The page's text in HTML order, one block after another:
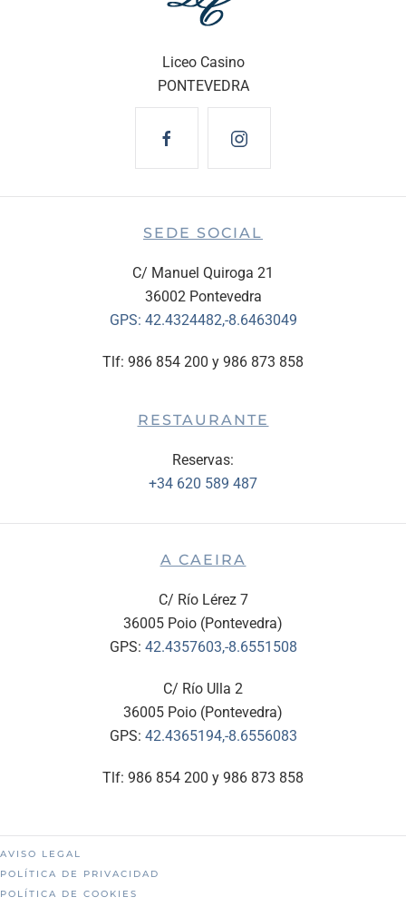
Liceo Casino
PONTEVEDRA
SEDE SOCIAL
C/ Manuel Quiroga 21
36002 Pontevedra
GPS: 42.4324482,-8.6463049
Tlf: 986 854 200 y 986 873 858
RESTAURANTE
Reservas:
+34 620 589 487
A CAEIRA
C/ Río Lérez 7
36005 Poio (Pontevedra)
GPS: 42.4357603,-8.6551508
C/ Río Ulla 2
36005 Poio (Pontevedra)
GPS: 42.4365194,-8.6556083
Tlf: 986 854 200 y 986 873 858
AVISO LEGAL
POLÍTICA DE PRIVACIDAD
POLÍTICA DE COOKIES